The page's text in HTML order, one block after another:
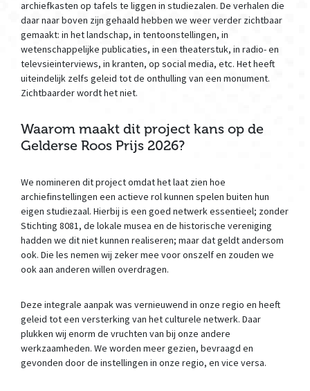
archiefkasten op tafels te liggen in studiezalen. De verhalen die
daar naar boven zijn gehaald hebben we weer verder zichtbaar
gemaakt: in het landschap, in tentoonstellingen, in
wetenschappelijke publicaties, in een theaterstuk, in radio- en
televsieinterviews, in kranten, op social media, etc. Het heeft
uiteindelijk zelfs geleid tot de onthulling van een monument.
Zichtbaarder wordt het niet.
Waarom maakt dit project kans op de
Gelderse Roos Prijs 2026?
We nomineren dit project omdat het laat zien hoe
archiefinstellingen een actieve rol kunnen spelen buiten hun
eigen studiezaal. Hierbij is een goed netwerk essentieel; zonder
Stichting 8081, de lokale musea en de historische vereniging
hadden we dit niet kunnen realiseren; maar dat geldt andersom
ook. Die les nemen wij zeker mee voor onszelf en zouden we
ook aan anderen willen overdragen.
Deze integrale aanpak was vernieuwend in onze regio en heeft
geleid tot een versterking van het culturele netwerk. Daar
plukken wij enorm de vruchten van bij onze andere
werkzaamheden. We worden meer gezien, bevraagd en
gevonden door de instellingen in onze regio, en vice versa.